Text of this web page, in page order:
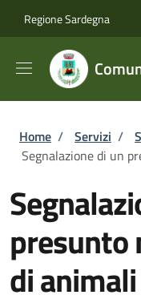
Regione Sardegna
Briciole di
Home / Servizi /
Segnalazione di un
di animali